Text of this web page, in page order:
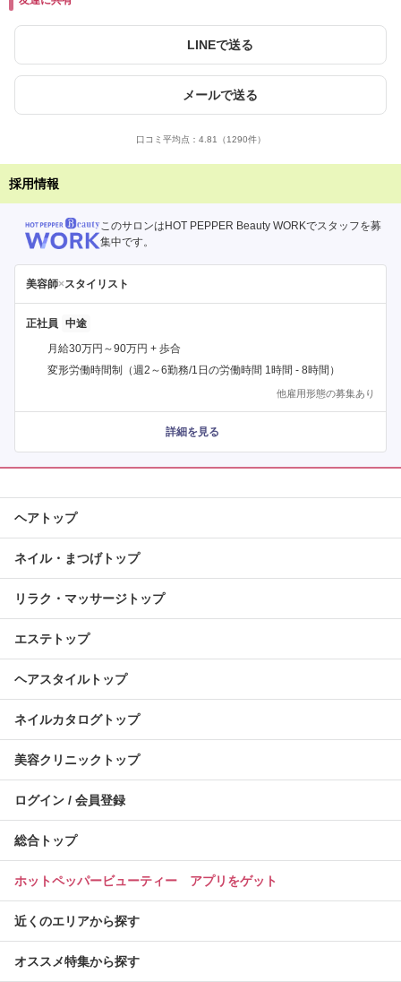
LINEで送る
メールで送る
口コミ平均点： 4.81 （1290件）
採用情報
このサロンはHOT PEPPER Beauty WORKでスタッフを募
集中です。
美容師×スタイリスト
正社員
月給30万円～90万円 + 歩合
変形労働時間制（週2～6勤務/1日の労働時間 1時間 - 8時間）
他雇用形態の募集あり
詳細を見る
ヘアトップ
ネイル・まつげトップ
リラク・マッサージトップ
エステトップ
ヘアスタイルトップ
ネイルカタログトップ
美容クリニックトップ
ログイン / 会員登録
総合トップ
ホットペッパービューティー アプリをゲット
近くのエリアから探す
オススメ特集から探す